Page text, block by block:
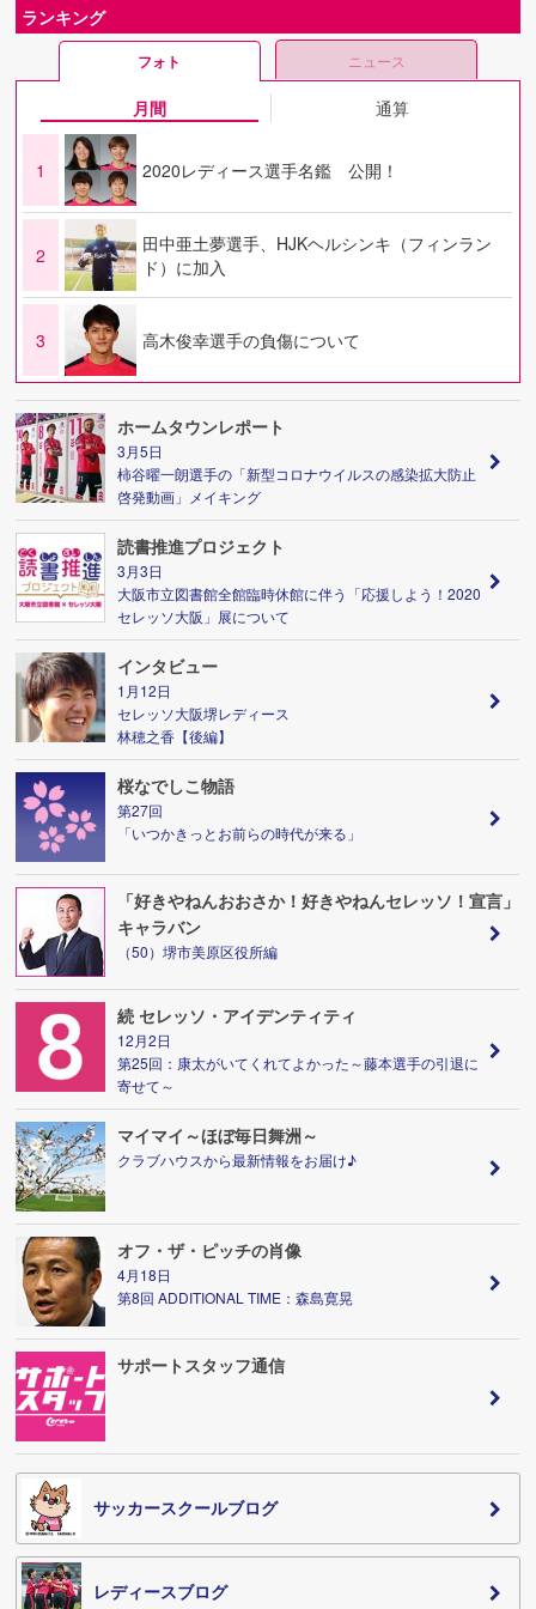
ランキング
フォト ニュース
月間 通算
1 2020レディース選手名鑑 公開！
2
田中亜土夢選手、HJKヘルシンキ（フィンラン
ド）に加入
3 高木俊幸選手の負傷について
ホームタウンレポート
3月5日
柿谷曜一朗選手の「新型コロナウイルスの感染拡大防止
啓発動画」メイキング
読書推進プロジェクト
3月3日
大阪市立図書館全館臨時休館に伴う「応援しよう！2020
セレッソ大阪」展について
インタビュー
1月12日
セレッソ大阪堺レディース
林穂之香【後編】
桜なでしこ物語
第27回
「いつかきっとお前らの時代が来る」
「好きやねんおおさか！好きやねんセレッソ！宣言」
キャラバン
（50）堺市美原区役所編
続 セレッソ・アイデンティティ
12月2日
第25回：康太がいてくれてよかった～藤本選手の引退に
寄せて～
マイマイ～ほぼ毎日舞洲～
クラブハウスから最新情報をお届け♪
オフ・ザ・ピッチの肖像
4月18日
第8回 ADDITIONAL TIME：森島寛晃
サポートスタッフ通信
サッカースクールブログ
レディースブログ